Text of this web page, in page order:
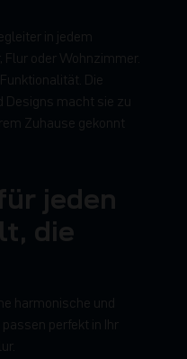
in jedem
oder Wohnzimmer.
Die
macht sie zu
Zuhause gekonnt
jeden
die
harmonische und
perfekt in Ihr